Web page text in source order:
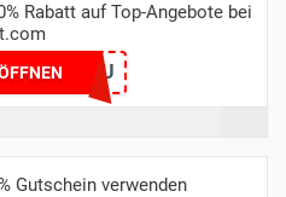
Rabatt auf Top-Angebote bei
TAKE10AU
Gutschein verwenden